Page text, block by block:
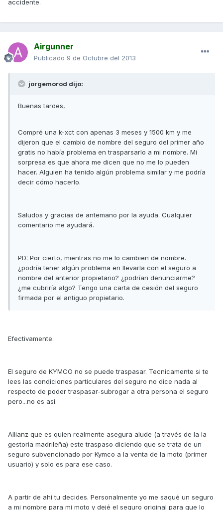
accidente.
Airgunner
Publicado 9 de Octubre del 2013
jorgemorod dijo:
Buenas tardes,
Compré una k-xct con apenas 3 meses y 1500 km y me
dijeron que el cambio de nombre del seguro del primer año
gratis no había problema en trasparsarlo a mi nombre. Mi
sorpresa es que ahora me dicen que no me lo pueden
hacer. Alguien ha tenido algún problema similar y me podría
decir cómo hacerlo.
Saludos y gracias de antemano por la ayuda. Cualquier
comentario me ayudará.
PD: Por cierto, mientras no me lo cambien de nombre.
¿podría tener algún problema en llevarla con el seguro a
nombre del anterior propietario? ¿podrían denunciarme?
¿me cubriría algo? Tengo una carta de cesión del seguro
firmada por el antiguo propietario.
Efectivamente.
El seguro de KYMCO no se puede traspasar. Tecnicamente si te
lees las condiciones particulares del seguro no dice nada al
respecto de poder traspasar-subrogar a otra persona el seguro
pero...no es así.
Allianz que es quien realmente asegura alude (a través de la la
gestoría madrileña) este traspaso diciendo que se trata de un
seguro subvencionado por Kymco a la venta de la moto (primer
usuario) y solo es para ese caso.
A partir de ahí tu decides. Personalmente yo me saqué un seguro
a mi nombre para mi moto y dejé el seguro original para que lo